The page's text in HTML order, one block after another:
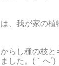
、我が家の
らし種の枝と
した。(｀へ´)